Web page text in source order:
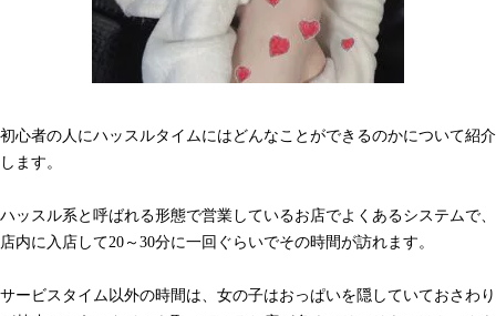
初心者の人にハッスルタイムにはどんなことができるのかについて紹介
します。
ハッスル系と呼ばれる形態で営業しているお店でよくあるシステムで、
店内に入店して20～30分に一回ぐらいでその時間が訪れます。
サービスタイム以外の時間は、女の子はおっぱいを隠していておさわり